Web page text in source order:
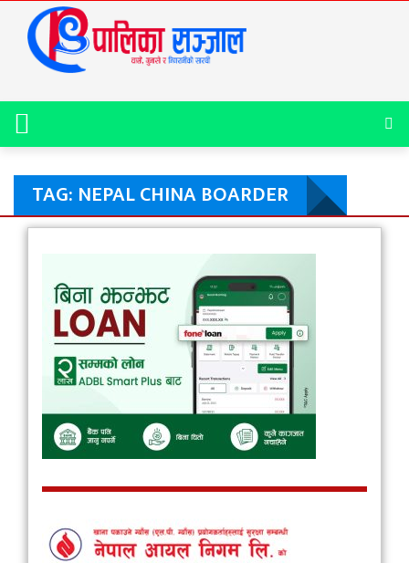
TAG: NEPAL CHINA BOARDER